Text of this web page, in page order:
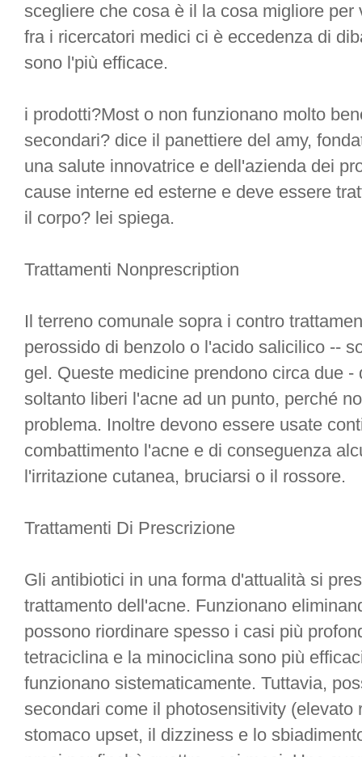
scegliere che cosa è il la cosa migliore
fra i ricercatori medici ci è eccedenza di
sono l'più efficace.
i prodotti?Most o non funzionano molto
secondari? dice il panettiere del amy,
una salute innovatrice e dell'azienda dei
cause interne ed esterne e deve essere
il corpo? lei spiega.
Trattamenti Nonprescription
Il terreno comunale sopra i contro
perossido di benzolo o l'acido salicilico --
gel. Queste medicine prendono circa due
soltanto liberi l'acne ad un punto, perché
problema. Inoltre devono essere usate
combattimento l'acne e di conseguenza
l'irritazione cutanea, bruciarsi o il rossore.
Trattamenti Di Prescrizione
Gli antibiotici in una forma d'attualità si
trattamento dell'acne. Funzionano
possono riordinare spesso i casi più
tetraciclina e la minociclina sono più
funzionano sistematicamente. Tuttavia,
secondari come il photosensitivity
stomaco upset, il dizziness e lo